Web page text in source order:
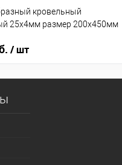
кровельный
25х4мм размер 200х450мм
/ шт